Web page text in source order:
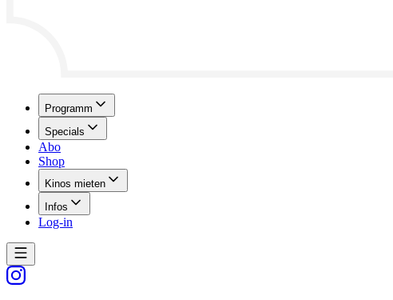
Programm
Specials
Abo
Shop
Kinos mieten
Infos
Log-in